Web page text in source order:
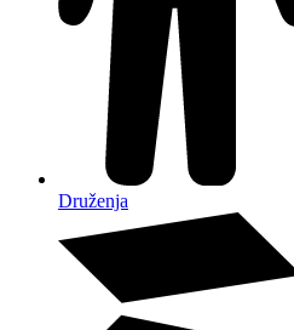
Druženja